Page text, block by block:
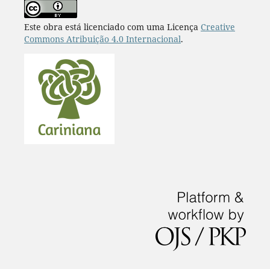
Este obra está licenciado com uma Licença Creative
Commons Atribuição 4.0 Internacional.